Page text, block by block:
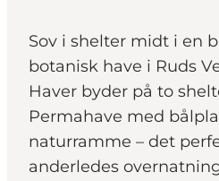
Oplevelser
Overnatning
Planlæg ferien
Sov i shelter midt i en
botanisk have i Ruds
Haver byder på to
Permahave med
naturramme – det
anderledes